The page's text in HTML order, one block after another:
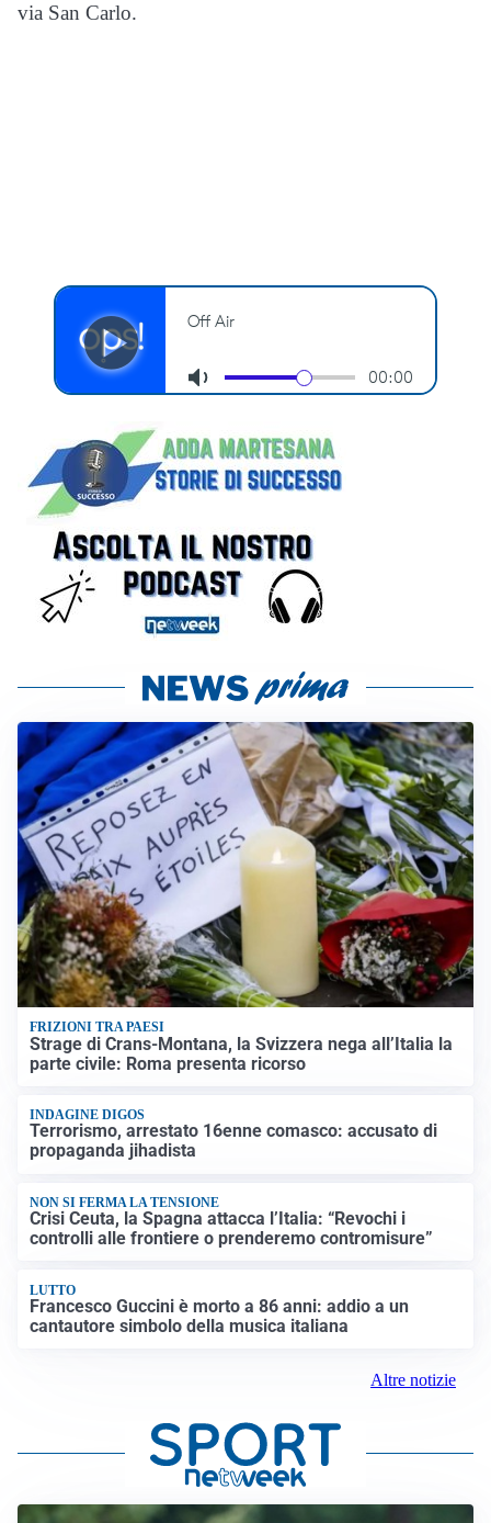
via San Carlo.
FRIZIONI TRA PAESI
Strage di Crans-Montana, la Svizzera nega all’Italia la
parte civile: Roma presenta ricorso
INDAGINE DIGOS
Terrorismo, arrestato 16enne comasco: accusato di
propaganda jihadista
NON SI FERMA LA TENSIONE
Crisi Ceuta, la Spagna attacca l’Italia: “Revochi i
controlli alle frontiere o prenderemo contromisure”
LUTTO
Francesco Guccini è morto a 86 anni: addio a un
cantautore simbolo della musica italiana
Altre notizie